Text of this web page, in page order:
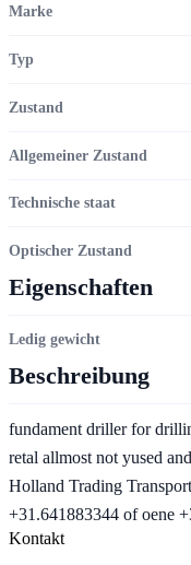
Marke
Typ
Zustand
Allgemeiner Zustand
Technische staat
Optischer Zustand
Eigenschaften
Ledig gewicht
Beschreibung
fundament driller for
retal allmost not yused
Holland Trading
+31.641883344 of oene
Kontakt